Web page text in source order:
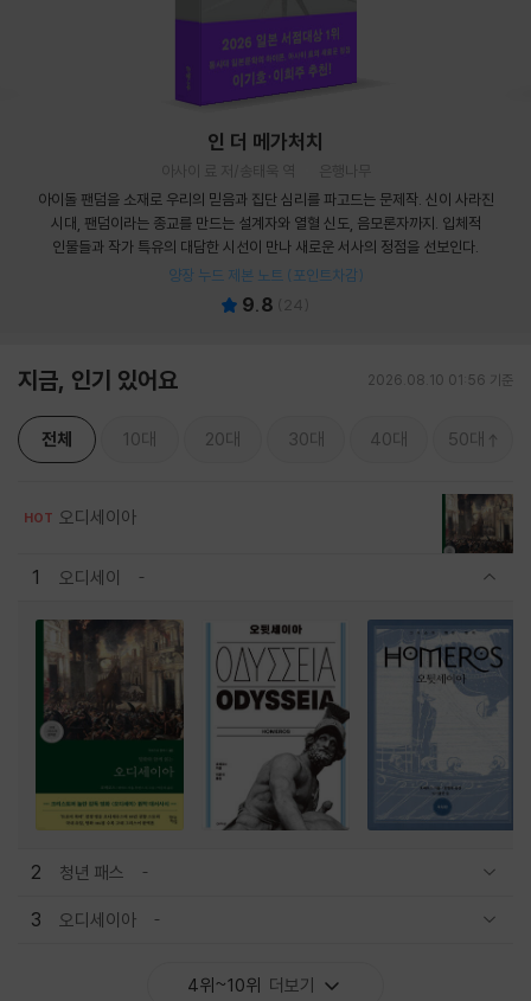
인 더 메가처치
아사이 료 저/송태욱 역
은행나무
아이돌 팬덤을 소재로 우리의 믿음과 집단 심리를 파고드는 문제작. 신이 사라진
시대, 팬덤이라는 종교를 만드는 설계자와 열혈 신도, 음모론자까지. 입체적
인물들과 작가 특유의 대담한 시선이 만나 새로운 서사의 정점을 선보인다.
양장 누드 제본 노트 (포인트차감)
9.8 24
지금, 인기 있어요 2026.08.10 01:56 기준
전체 10대 20대 30대 40대 50대
HOT 오디세이아
1 오디세이
2 청년 패스
3 오디세이아
4위~10위 더보기